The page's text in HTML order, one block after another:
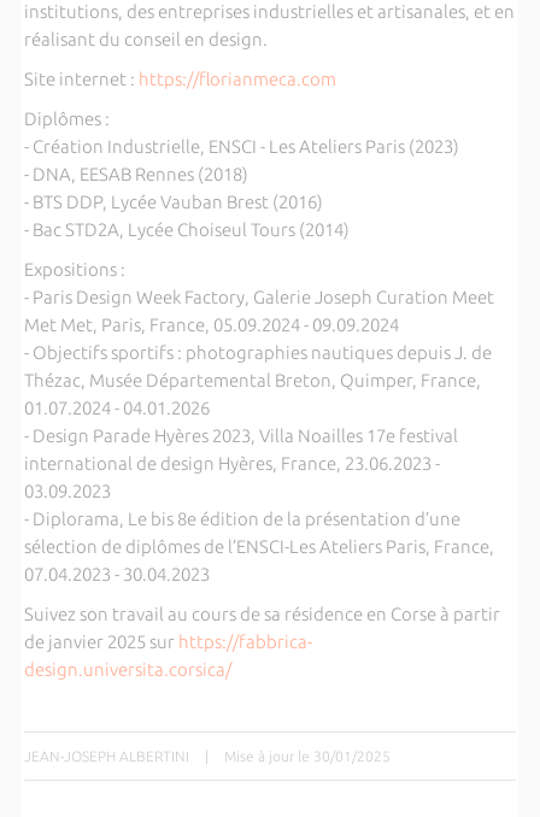
institutions, des entreprises industrielles et artisanales, et en
réalisant du conseil en design.
Site internet : https://florianmeca.com
Diplômes :
- Création Industrielle, ENSCI - Les Ateliers Paris (2023)
- DNA, EESAB Rennes (2018)
- BTS DDP, Lycée Vauban Brest (2016)
- Bac STD2A, Lycée Choiseul Tours (2014)
Expositions :
- Paris Design Week Factory, Galerie Joseph Curation Meet
Met Met, Paris, France, 05.09.2024 - 09.09.2024
- Objectifs sportifs : photographies nautiques depuis J. de
Thézac, Musée Départemental Breton, Quimper, France,
01.07.2024 - 04.01.2026
- Design Parade Hyères 2023, Villa Noailles 17e festival
international de design Hyères, France, 23.06.2023 -
03.09.2023
- Diplorama, Le bis 8e édition de la présentation d’une
sélection de diplômes de l’ENSCI-Les Ateliers Paris, France,
07.04.2023 - 30.04.2023
Suivez son travail au cours de sa résidence en Corse à partir
de janvier 2025 sur https://fabbrica-
design.universita.corsica/
JEAN-JOSEPH ALBERTINI | Mise à jour le 30/01/2025